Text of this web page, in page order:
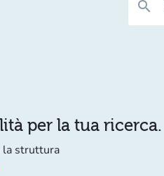
search
per la tua ricerca.
la struttura